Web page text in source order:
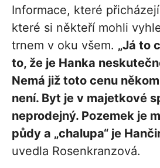
Informace, které
které si někteří mohli
trnem v oku všem. „Já to
to, že je Hanka
Nemá již toto cenu
není. Byt je v majetkové
neprodejný. Pozemek je
půdy a „chalupa“ je
uvedla Rosenkranzová.